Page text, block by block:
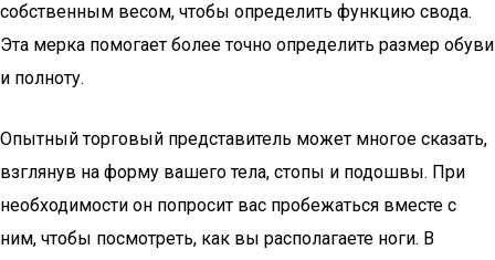
собственным весом, чтобы определить функцию свода.
Эта мерка помогает более точно определить размер обуви
и полноту.
Опытный торговый представитель может многое сказать,
взглянув на форму вашего тела, стопы и подошвы. При
необходимости он попросит вас пробежаться вместе с
ним, чтобы посмотреть, как вы располагаете ноги. В